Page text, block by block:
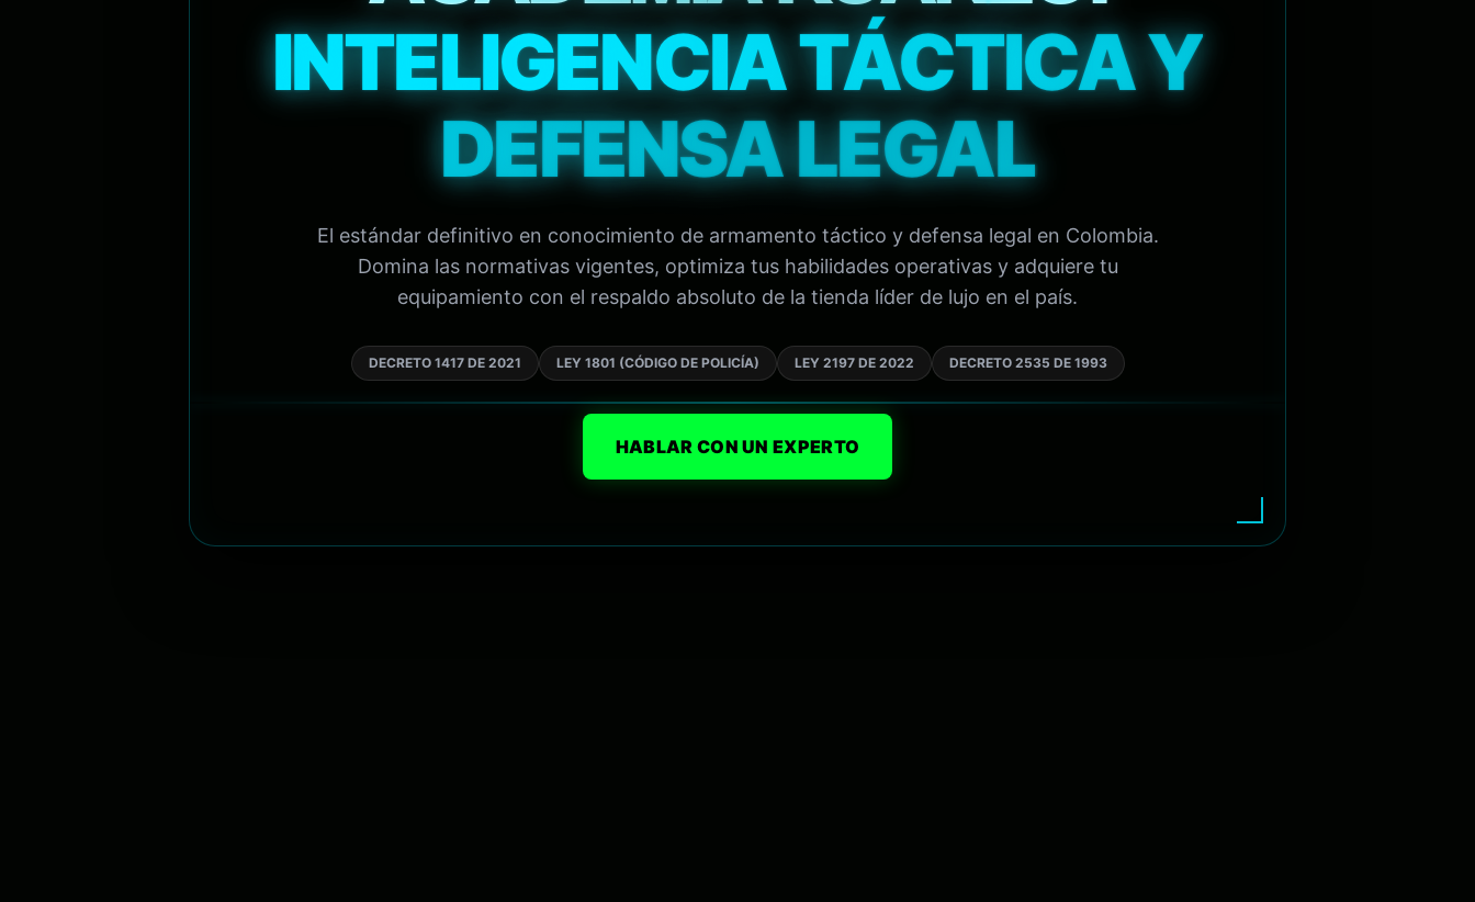
INTELIGENCIA TÁCTICA Y
DEFENSA LEGAL
El estándar definitivo en conocimiento de armamento táctico y defensa legal en Colombia.
Domina las normativas vigentes, optimiza tus habilidades operativas y adquiere tu
equipamiento con el respaldo absoluto de la tienda líder de lujo en el país.
DECRETO 1417 DE 2021 LEY 1801 (CÓDIGO DE POLICÍA) LEY 2197 DE 2022 DECRETO 2535 DE 1993
HABLAR CON UN EXPERTO